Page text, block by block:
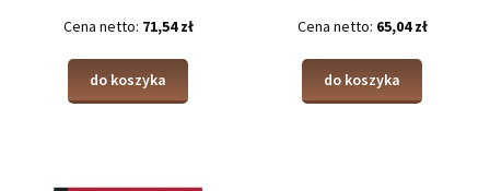
Cena netto: 71,54 zł
do koszyka
Cena netto: 65,04 zł
do koszyka